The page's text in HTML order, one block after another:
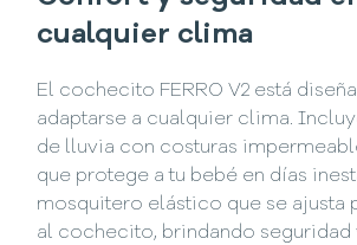
cualquier clima
El cochecito FERRO V2 está
adaptarse a cualquier clima.
de lluvia con costuras
que protege a tu bebé en días
mosquitero elástico que se ajusta
al cochecito, brindando seguridad